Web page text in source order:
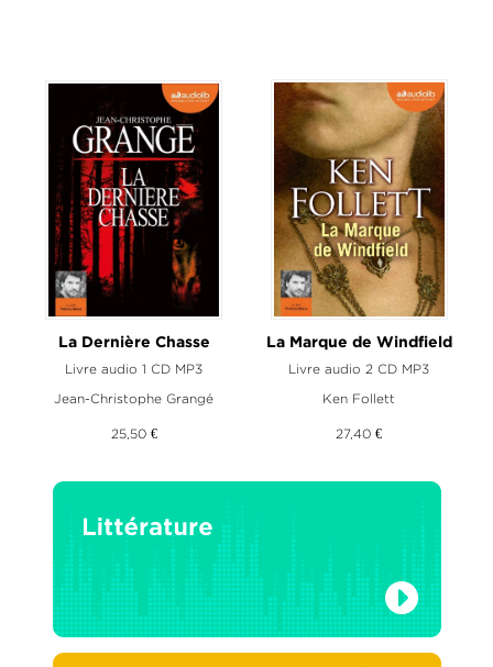
La Dernière Chasse
Livre audio 1 CD MP3
Jean-Christophe Grangé
25,50 €
La Marque de Windfield
Livre audio 2 CD MP3
Ken Follett
27,40 €